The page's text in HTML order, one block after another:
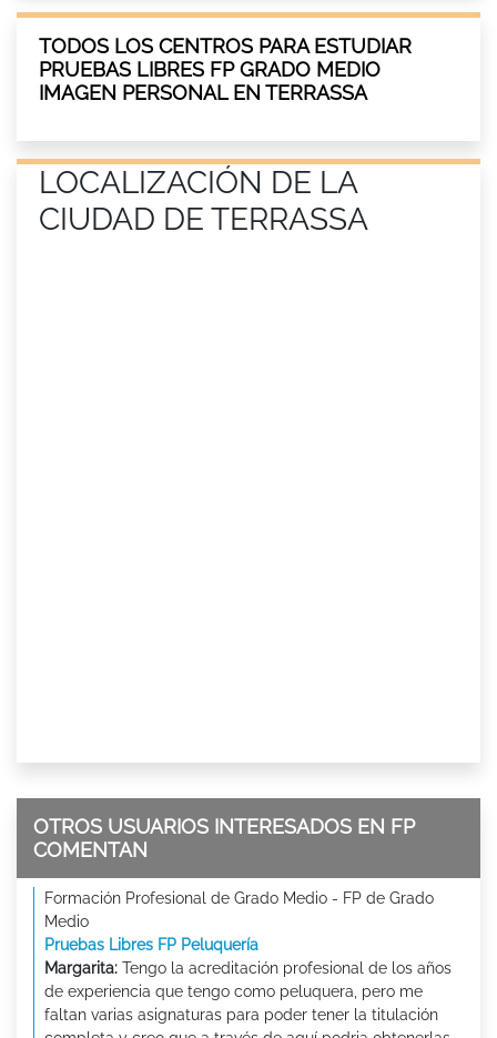
TODOS LOS CENTROS PARA ESTUDIAR
PRUEBAS LIBRES FP GRADO MEDIO
IMAGEN PERSONAL EN TERRASSA
LOCALIZACIÓN DE LA
CIUDAD DE TERRASSA
OTROS USUARIOS INTERESADOS EN FP
COMENTAN
Formación Profesional de Grado Medio - FP de Grado
Medio
Pruebas Libres FP Peluquería
Margarita: Tengo la acreditación profesional de los años
de experiencia que tengo como peluquera, pero me
faltan varias asignaturas para poder tener la titulación